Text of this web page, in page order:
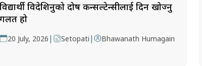
विद्यार्थी विदेशिनुको दोष कन्सल्टेन्सीलाई दिन खोज्नु
गलत हो
20 July, 2026 | Setopati | Bhawanath Humagain